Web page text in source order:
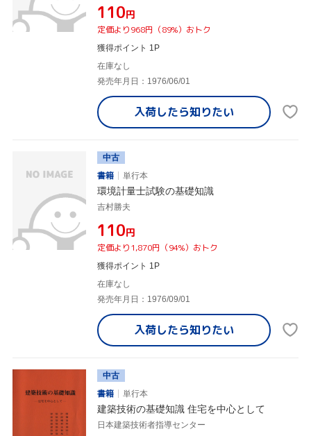
¥110円
定価より968円（89%）おトク
獲得ポイント 1P
在庫なし
発売年月日：1976/06/01
入荷したら知りたい
中古
書籍
単行本
環境計量士試験の基礎知識
吉村勝夫
¥110円
定価より1,870円（94%）おトク
獲得ポイント 1P
在庫なし
発売年月日：1976/09/01
入荷したら知りたい
中古
書籍
単行本
建築技術の基礎知識 住宅を中心として
日本建築技術者指導センター